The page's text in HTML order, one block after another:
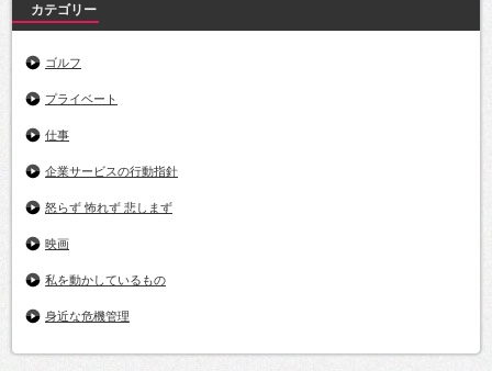
カテゴリー
ゴルフ
プライベート
仕事
企業サービスの行動指針
怒らず 怖れず 悲しまず
映画
私を動かしているもの
身近な危機管理